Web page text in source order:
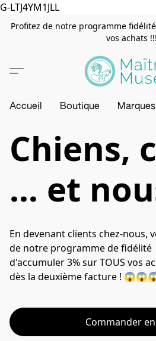
G-LTJ4YM1JLL
Profitez de notre programme fidélité
vos achats
Accueil Boutique Marques
Chiens,
... et
En devenant clients chez-nous,
de notre programme de fidélité
d'accumuler 3% sur TOUS vos
dès la deuxième facture !
Commander